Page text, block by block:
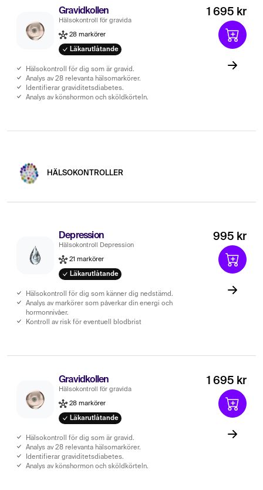
Gravidkollen
Hälsokontroll för gravida
28 markörer
Läkarutlåtande
Hälsokontroll för dig som är gravid.
Analys av 28 relevanta hälsomarkörer.
Identifierar graviditetsdiabetes.
Analys av könshormon och sköldkörteln.
1 695 kr
HÄLSOKONTROLLER
Depression
Hälsokontroll Depression
21 markörer
Läkarutlåtande
Hälsokontroll för dig som känner dig nedstämd.
Analys av markörer som påverkar din energi och
hormonnivåer.
Kontroll av risk för eventuell blodbrist
995 kr
Gravidkollen
Hälsokontroll för gravida
28 markörer
Läkarutlåtande
Hälsokontroll för dig som är gravid.
Analys av 28 relevanta hälsomarkörer.
Identifierar graviditetsdiabetes.
Analys av könshormon och sköldkörteln.
1 695 kr